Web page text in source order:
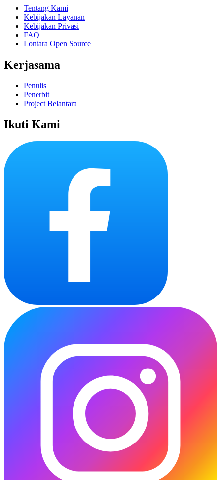
Tentang Kami
Kebijakan Layanan
Kebijakan Privasi
FAQ
Lontara Open Source
Kerjasama
Penulis
Penerbit
Project Belantara
Ikuti Kami